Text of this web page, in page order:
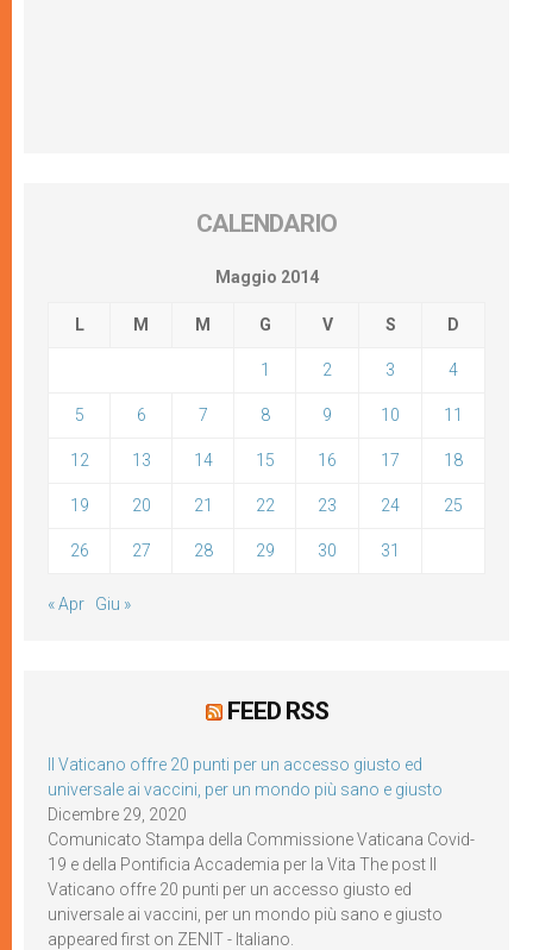
CALENDARIO
Maggio 2014
L M M G V S D
1 2 3 4
5 6 7 8 9 10 11
12 13 14 15 16 17 18
19 20 21 22 23 24 25
26 27 28 29 30 31
« Apr Giu »
FEED RSS
Il Vaticano offre 20 punti per un accesso giusto ed
universale ai vaccini, per un mondo più sano e giusto
Dicembre 29, 2020
Comunicato Stampa della Commissione Vaticana Covid-
19 e della Pontificia Accademia per la Vita The post Il
Vaticano offre 20 punti per un accesso giusto ed
universale ai vaccini, per un mondo più sano e giusto
appeared first on ZENIT - Italiano.